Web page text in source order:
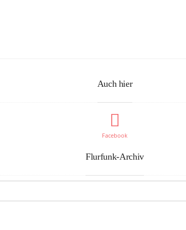
Auch hier
Facebook
Flurfunk-Archiv